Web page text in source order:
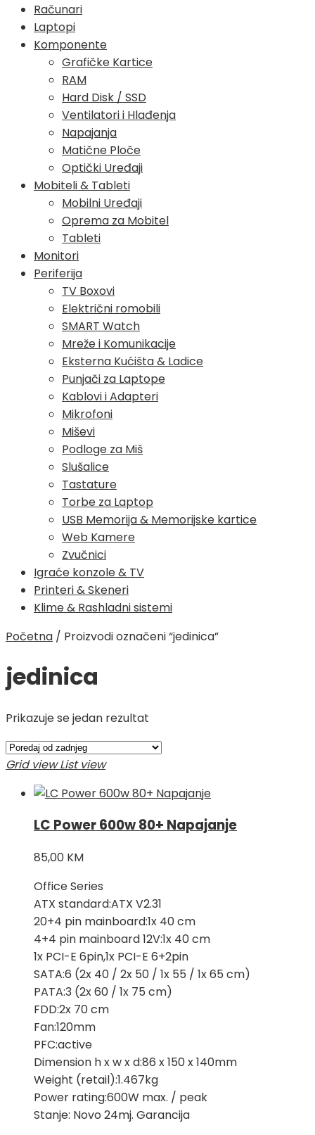
Računari
Laptopi
Komponente
Grafičke Kartice
RAM
Hard Disk / SSD
Ventilatori i Hlađenja
Napajanja
Matične Ploče
Optički Uređaji
Mobiteli & Tableti
Mobilni Uređaji
Oprema za Mobitel
Tableti
Monitori
Periferija
TV Boxovi
Električni romobili
SMART Watch
Mreže i Komunikacije
Eksterna Kućišta & Ladice
Punjači za Laptope
Kablovi i Adapteri
Mikrofoni
Miševi
Podloge za Miš
Slušalice
Tastature
Torbe za Laptop
USB Memorija & Memorijske kartice
Web Kamere
Zvučnici
Igraće konzole & TV
Printeri & Skeneri
Klime & Rashladni sistemi
Početna / Proizvodi označeni “jedinica”
jedinica
Prikazuje se jedan rezultat
Grid view List view
LC Power 600w 80+ Napajanje
85,00 KM
Office Series
ATX standard:ATX V2.31
20+4 pin mainboard:1x 40 cm
4+4 pin mainboard 12V:1x 40 cm
1x PCI-E 6pin,1x PCI-E 6+2pin
SATA:6 (2x 40 / 2x 50 / 1x 55 / 1x 65 cm)
PATA:3 (2x 60 / 1x 75 cm)
FDD:2x 70 cm
Fan:120mm
PFC:active
Dimension h x w x d:86 x 150 x 140mm
Weight (retail):1.467kg
Power rating:600W max. / peak
Stanje: Novo 24mj. Garancija